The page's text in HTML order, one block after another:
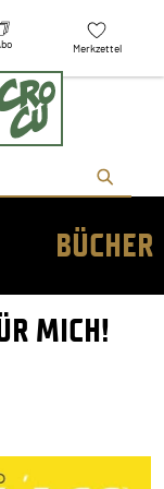
Merkzettel
BÜCHER
MICH!